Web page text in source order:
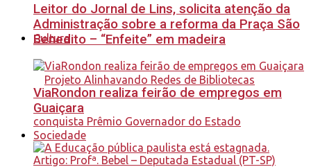
Cultura
Leitor do Jornal de Lins, solicita atenção da
Administração sobre a reforma da Praça São
Benedito – “Enfeite” em madeira
ViaRondon realiza feirão de empregos em
Guaiçara
Sociedade